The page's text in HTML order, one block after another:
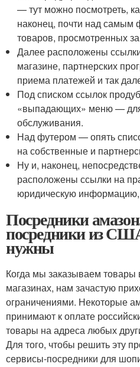
— тут можно посмотреть,
наконец, почти над
товаров, просмотренных
Далее расположены
магазине, партнерских
приема платежей и так
Под списком ссылок
«выпадающих» меню —
обслуживания.
Над футером — опять
на собственные и
Ну и, наконец,
расположены ссылки на
юридическую
Посредники
посредники из
нужны
Когда мы заказываем товары
магазинах, нам зачастую
ограничениями. Некоторые
принимают к оплате
товары на адреса любых
Для того, чтобы решить эту
сервисы-посредники для